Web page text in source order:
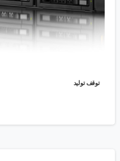
توقف تولید